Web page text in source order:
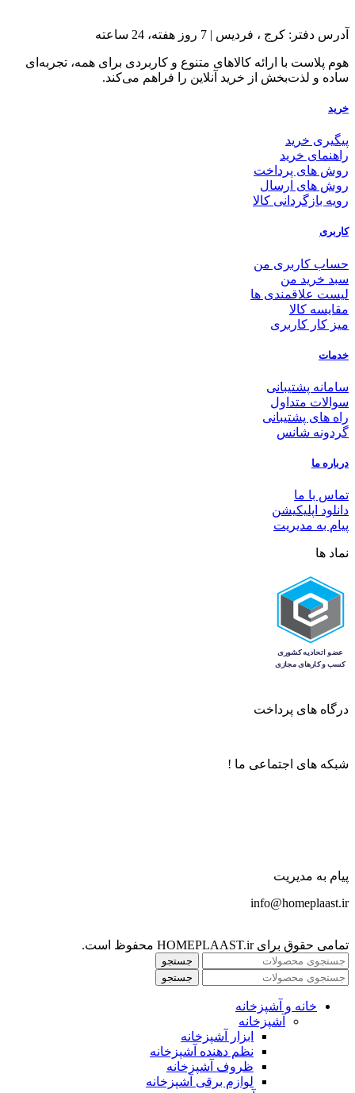
آدرس دفتر: کرج ، فردیس | 7 روز هفته، 24 ساعته
هوم پلاست با ارائه کالاهای متنوع و کاربردی برای همه، تجربه‌ای
ساده و لذت‌بخش از خرید آنلاین را فراهم می‌کند.
خرید
پیگیری خرید
راهنمای خرید
روش های پرداخت
روش های ارسال
رویه بازگردانی کالا
کاربری
حساب کاربری من
سبد خرید من
لیست علاقمندی ها
مقایسه کالا
میز کار کاربری
خدمات
سامانه پشتیبانی
سوالات متداول
راه های پشتیبانی
گردونه شانس
درباره ما
تماس با ما
دانلود اپلیکیشن
پیام به مدیریت
نماد ها
درگاه های پرداخت
شبکه های اجتماعی ما !
پیام به مدیریت
info@homeplaast.ir
تمامی حقوق برای HOMEPLAAST.ir محفوظ است.
جستجو
جستجو
خانه و آشپزخانه
آشپزخانه
ابزار آشپزخانه
نظم دهنده آشپزخانه
ظروف آشپزخانه
لوازم برقی آشپزخانه